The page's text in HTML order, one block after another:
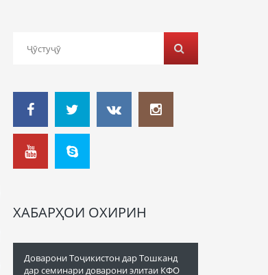
ХАБАРҲОИ ОХИРИН
Доварони Тоҷикистон дар Тошканд
дар семинари доварони элитаи КФО